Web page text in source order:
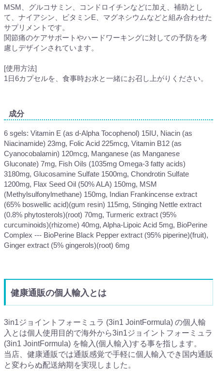
MSM、グルコサミン、コンドロイチンなどに加え、補助とし
て、ナイアシン、ビタミンE、マグネシウムなどと組み合わせた
サプリメントです。
関節痛のケアサポートやハードワーキングに対しての予防を考
慮しデザインされています。
[使用方法]
1日6カプセルを、食事時お水と一緒にお召し上がりください。
成分
6 sgels: Vitamin E (as d-Alpha Tocophenol) 15IU, Niacin (as
Niacinamide) 23mg, Folic Acid 225mcg, Vitamin B12 (as
Cyanocobalamin) 120mcg, Manganese (as Manganese
Gluconate) 7mg, Fish Oils (1035mg Omega-3 fatty acids)
3180mg, Glucosamine Sulfate 1500mg, Chondrotin Sulfate
1200mg, Flax Seed Oil (50% ALA) 150mg, MSM
(Methylsulfonylmethane) 150mg, Indian Frankincense extract
(65% boswellic acid)(gum resin) 115mg, Stinging Nettle extract
(0.8% phytosterols)(root) 70mg, Turmeric extract (95%
curcuminoids)(rhizome) 40mg, Alpha-Lipoic Acid 5mg, BioPerine
Complex --- BioPerine Black Pepper extract (95% piperine)(fruit),
Ginger extract (5% gingerols)(root) 6mg
健康通販の個人輸入とは
3in1ジョイントフォーミュラ (3in1 JointFormula) の個人輸
入とは個人使用目的で海外から3in1ジョイントフォーミュラ
(3in1 JointFormula) を輸入(個人輸入)する事を指します。
当店、健康通販では通販感覚で手軽に個人輸入でき国内通販
と変わらぬ配送納期を実現しました。